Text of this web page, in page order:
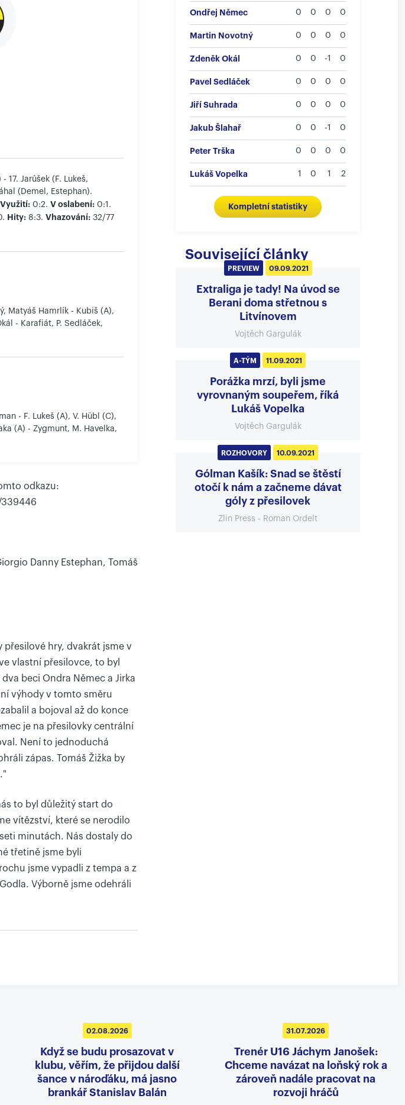
17. Jarůšek (F. Lukeš,
(Demel, Estephan).
Využití:0:2. V oslabení:0:1.
Hity:8:3. Vhazování:32/77
Matyáš Hamrlík - Kubiš (A),
- Karafiát, P. Sedláček,
- F. Lukeš (A), V. Hübl (C),
(A) - Zygmunt, M. Havelka,
odkazu:
Danny Estephan, Tomáš
přesilové hry, dvakrát jsme v
vlastní přesilovce, to byl
beci Ondra Němec a Jirka
výhody v tomto směru
a bojoval až do konce
je na přesilovky centrální
Není to jednoduchá
zápas. Tomáš Žižka by
to byl důležitý start do
vítězství, které se nerodilo
minutách. Nás dostaly do
třetině jsme byli
jsme vypadli z tempa a z
Výborně jsme odehráli
Ondřej Němec 0 0 0 0
Martin Novotný 0 0 0 0
Zdeněk Okál 0 0 -1 0
Pavel Sedláček 0 0 0 0
Jiří Suhrada 0 0 0 0
Jakub Šlahař 0 0 -1 0
Peter Trška 0 0 0 0
Lukáš Vopelka 1 0 1 2
Kompletní statistiky
Související články
PREVIEW 09.09.2021
Extraliga je tady! Na úvod se
Berani doma střetnou s
Litvínovem
Vojtěch Gargulák
A-TÝM 11.09.2021
Porážka mrzí, byli jsme
vyrovnaným soupeřem, říká
Lukáš Vopelka
Vojtěch Gargulák
ROZHOVORY 10.09.2021
Gólman Kašík: Snad se štěstí
otočí k nám a začneme dávat
góly z přesilovek
Zlin Press - Roman Ordelt
02.08.2026
Když se budu prosazovat v
klubu, věřím, že přijdou další
šance v nároďáku, má jasno
brankář Stanislav Balán
31.07.2026
Trenér U16 Jáchym Janošek:
Chceme navázat na loňský rok a
zároveň nadále pracovat na
rozvoji hráčů